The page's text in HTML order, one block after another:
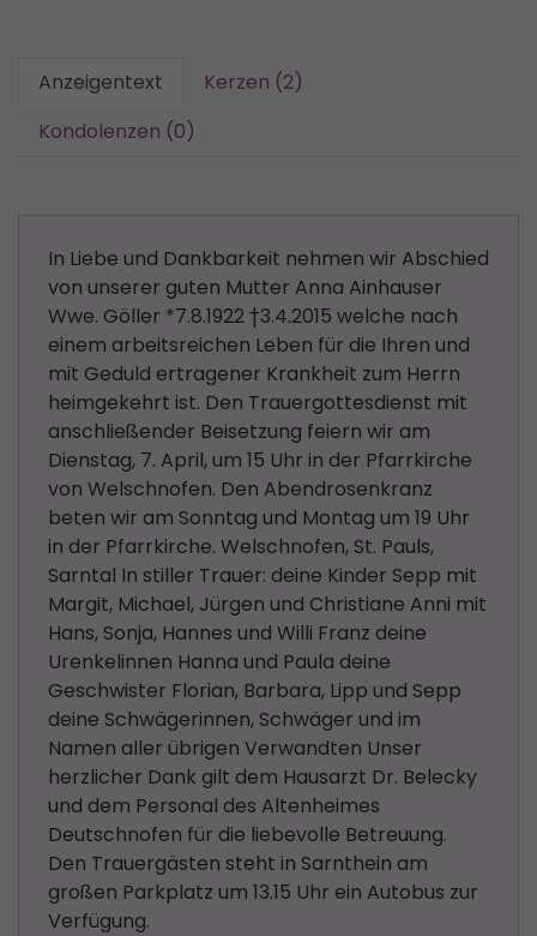
Anzeigentext
Kerzen (2)
Kondolenzen (0)
In Liebe und Dankbarkeit nehmen wir Abschied
von unserer guten Mutter Anna Ainhauser
Wwe. Göller *7.8.1922 †3.4.2015 welche nach
einem arbeitsreichen Leben für die Ihren und
mit Geduld ertragener Krankheit zum Herrn
heimgekehrt ist. Den Trauergottesdienst mit
anschließender Beisetzung feiern wir am
Dienstag, 7. April, um 15 Uhr in der Pfarrkirche
von Welschnofen. Den Abendrosenkranz
beten wir am Sonntag und Montag um 19 Uhr
in der Pfarrkirche. Welschnofen, St. Pauls,
Sarntal In stiller Trauer: deine Kinder Sepp mit
Margit, Michael, Jürgen und Christiane Anni mit
Hans, Sonja, Hannes und Willi Franz deine
Urenkelinnen Hanna und Paula deine
Geschwister Florian, Barbara, Lipp und Sepp
deine Schwägerinnen, Schwäger und im
Namen aller übrigen Verwandten Unser
herzlicher Dank gilt dem Hausarzt Dr. Belecky
und dem Personal des Altenheimes
Deutschnofen für die liebevolle Betreuung.
Den Trauergästen steht in Sarnthein am
großen Parkplatz um 13.15 Uhr ein Autobus zur
Verfügung.